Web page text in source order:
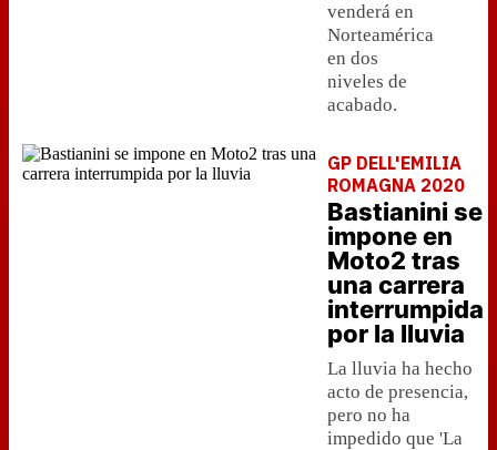
venderá en
Norteamérica
en dos
niveles de
acabado.
GP DELL'EMILIA
ROMAGNA 2020
Bastianini se
impone en
Moto2 tras
una carrera
interrumpida
por la lluvia
La lluvia ha hecho
acto de presencia,
pero no ha
impedido que 'La